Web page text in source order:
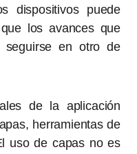
dispositivos puede
los avances que
seguirse en otro de
de la aplicación
herramientas de
uso de capas no es